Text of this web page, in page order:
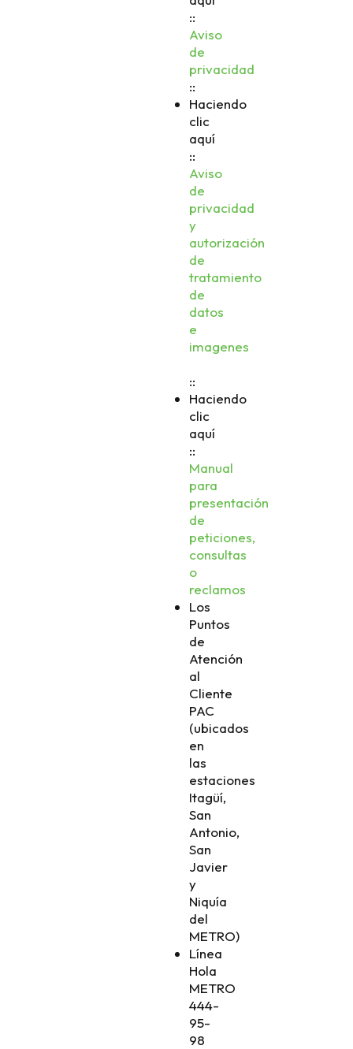
::
Aviso
de
privacidad
::
Haciendo
clic
aquí
::
Aviso
de
privacidad
y
autorización
de
tratamiento
de
datos
e
imagenes
::
Haciendo
clic
aquí
::
Manual
para
presentación
de
peticiones,
consultas
o
reclamos
Los
Puntos
de
Atención
al
Cliente
PAC
(ubicados
en
las
estaciones
Itagüí,
San
Antonio,
San
Javier
y
Niquía
del
METRO)
Línea
Hola
METRO
444-
95-
98